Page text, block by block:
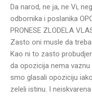
Da narod, ne ja, ne Vi,
odbornika i poslanika
PRONESE ZLODELA
Zasto oni musle da
Kao ni to zasto
da opozicija nema vaznu
smo glasali opoziciju
zeleli istinu. I